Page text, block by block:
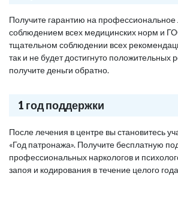
Получите гарантию на профессиональное
соблюдением всех медицинских норм и
тщательном соблюдении всех
так и не будет достигнуто положительных
получите деньги обратно.
1 год поддержки
После лечения в центре вы становитесь
«Год патронажа». Получите бесплатную
профессиональных наркологов и
запоя и кодирования в течение целого